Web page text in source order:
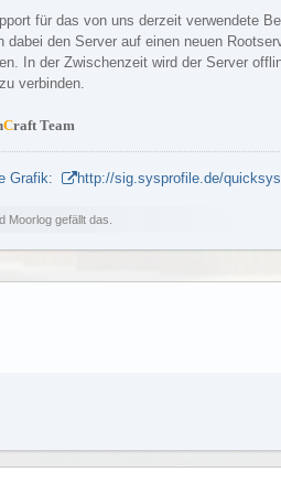
für das von uns derzeit verwendete
dabei den Server auf einen neuen
In der Zwischenzeit wird der Server
verbinden.
Craft Team
Grafik: http://sig.sysprofile.de/
Moorlog gefällt das.